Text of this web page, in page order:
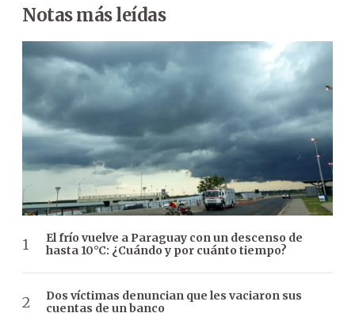
Notas más leídas
El frío vuelve a Paraguay con un descenso de
hasta 10°C: ¿Cuándo y por cuánto tiempo?
Dos víctimas denuncian que les vaciaron sus
cuentas de un banco